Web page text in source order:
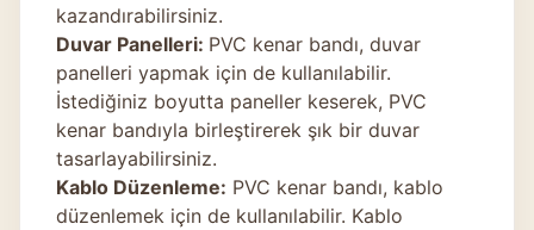
kazandırabilirsiniz.
Duvar Panelleri: PVC kenar bandı, duvar
panelleri yapmak için de kullanılabilir.
İstediğiniz boyutta paneller keserek, PVC
kenar bandıyla birleştirerek şık bir duvar
tasarlayabilirsiniz.
Kablo Düzenleme: PVC kenar bandı, kablo
düzenlemek için de kullanılabilir. Kablo